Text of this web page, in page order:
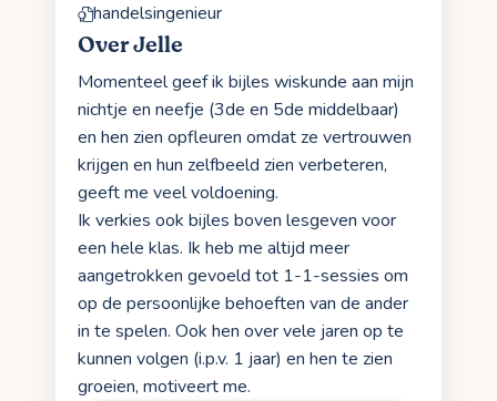
handelsingenieur
Over Jelle
Momenteel geef ik bijles wiskunde aan mijn
nichtje en neefje (3de en 5de middelbaar)
en hen zien opfleuren omdat ze vertrouwen
krijgen en hun zelfbeeld zien verbeteren,
geeft me veel voldoening.
Ik verkies ook bijles boven lesgeven voor
een hele klas. Ik heb me altijd meer
aangetrokken gevoeld tot 1-1-sessies om
op de persoonlijke behoeften van de ander
in te spelen. Ook hen over vele jaren op te
kunnen volgen (i.p.v. 1 jaar) en hen te zien
groeien, motiveert me.